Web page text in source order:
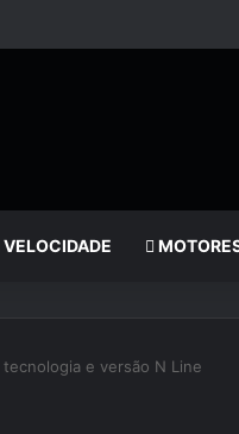
VELOCIDADE
e versão N Line